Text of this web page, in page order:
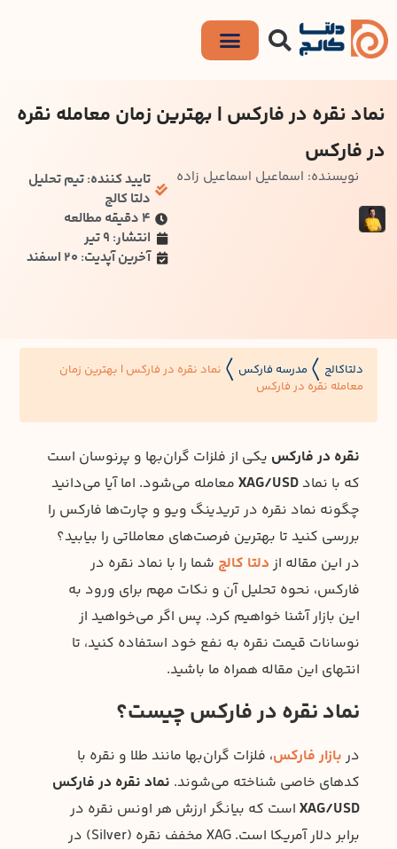
نماد نقره در فارکس | بهترین زمان معامله نقره
در فارکس
نویسنده: اسماعیل اسماعیل زاده
تایید کننده: تیم تحلیل
دلتا کالج
۴ دقیقه مطالعه
انتشار: 9 تیر
آخرین آپدیت: 20 اسفند
دلتاکالج مدرسه فارکس
نماد نقره در فارکس | بهترین زمان
معامله نقره در فارکس
نقره در فارکس یکی از فلزات گران‌بها و پرنوسان است
که با نمادXAG/USD معامله می‌شود. اما آیا می‌دانید
چگونه نماد نقره در تریدینگ ویو و چارت‌ها فارکس را
بررسی کنید تا بهترین فرصت‌های معاملاتی را بیابید؟
در این مقاله از دلتا کالج شما را با نماد نقره در
فارکس، نحوه تحلیل آن و نکات مهم برای ورود به
این بازار آشنا خواهیم کرد. پس اگر می‌خواهید از
نوسانات قیمت نقره به نفع خود استفاده کنید، تا
انتهای این مقاله همراه ما باشید.
نماد نقره در فارکس چیست؟
در بازار فارکس، فلزات گران‌بها مانند طلا و نقره با
کدهای خاصی شناخته می‌شوند. نماد نقره در فارکس
XAG/USD است که بیانگر ارزش هر اونس نقره در
برابر دلار آمریکا است. XAG مخفف نقره (Silver) در